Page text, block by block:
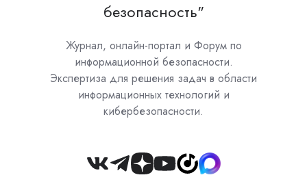
безопасность"
Журнал, онлайн-портал и Форум по
информационной безопасности.
Экспертиза для решения задач в области
информационных технологий и
кибербезопасности.
Join